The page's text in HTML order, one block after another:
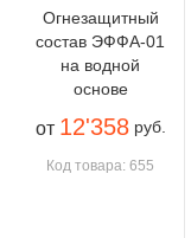
Огнезащитный
состав ЭФФА-01
на водной
основе
от 12'358 руб.
Код товара: 655